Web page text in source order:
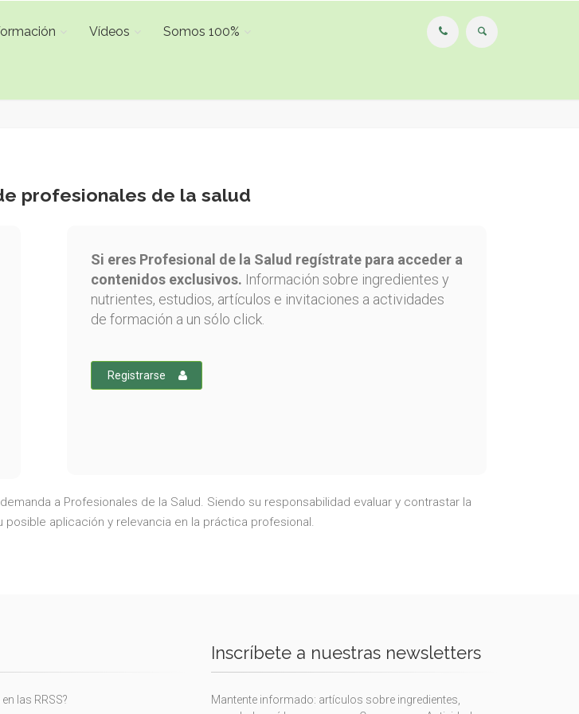
Vídeos Somos 100%
profesionales de la salud
Si eres Profesional de la Salud regístrate para acceder a
contenidos exclusivos. Información sobre ingredientes y
nutrientes, estudios, artículos e invitaciones a actividades
de formación a un sólo click.
Registrarse
a Profesionales de la Salud. Siendo su responsabilidad evaluar y contrastar la
aplicación y relevancia en la práctica profesional.
las RRSS?
Inscríbete a nuestras newsletters
Mantente informado: artículos sobre ingredientes,